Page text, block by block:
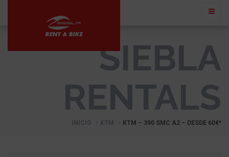
SIEBLA
RENTALS
INICIO KTM KTM – 390 SMC A2 – DESDE 60€*